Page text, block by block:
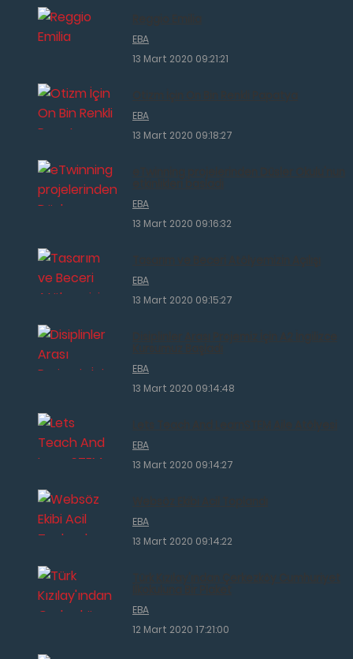
EBA
13 Mart 2020 09:21:21
EBA
13 Mart 2020 09:18:27
EBA
13 Mart 2020 09:16:32
EBA
13 Mart 2020 09:15:27
EBA
13 Mart 2020 09:14:48
EBA
13 Mart 2020 09:14:27
EBA
13 Mart 2020 09:14:22
EBA
12 Mart 2020 17:21:00